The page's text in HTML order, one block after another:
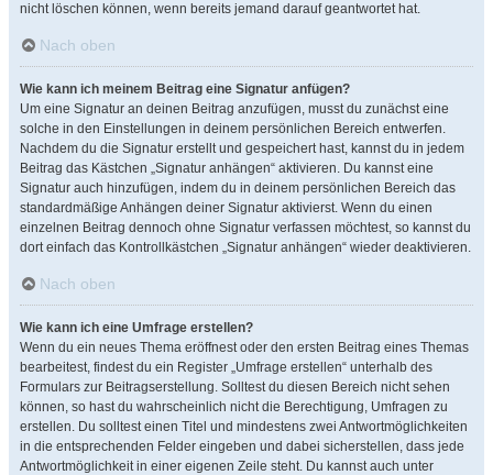
nicht löschen können, wenn bereits jemand darauf geantwortet hat.
Nach oben
Wie kann ich meinem Beitrag eine Signatur anfügen?
Um eine Signatur an deinen Beitrag anzufügen, musst du zunächst eine
solche in den Einstellungen in deinem persönlichen Bereich entwerfen.
Nachdem du die Signatur erstellt und gespeichert hast, kannst du in jedem
Beitrag das Kästchen „Signatur anhängen“ aktivieren. Du kannst eine
Signatur auch hinzufügen, indem du in deinem persönlichen Bereich das
standardmäßige Anhängen deiner Signatur aktivierst. Wenn du einen
einzelnen Beitrag dennoch ohne Signatur verfassen möchtest, so kannst du
dort einfach das Kontrollkästchen „Signatur anhängen“ wieder deaktivieren.
Nach oben
Wie kann ich eine Umfrage erstellen?
Wenn du ein neues Thema eröffnest oder den ersten Beitrag eines Themas
bearbeitest, findest du ein Register „Umfrage erstellen“ unterhalb des
Formulars zur Beitragserstellung. Solltest du diesen Bereich nicht sehen
können, so hast du wahrscheinlich nicht die Berechtigung, Umfragen zu
erstellen. Du solltest einen Titel und mindestens zwei Antwortmöglichkeiten
in die entsprechenden Felder eingeben und dabei sicherstellen, dass jede
Antwortmöglichkeit in einer eigenen Zeile steht. Du kannst auch unter